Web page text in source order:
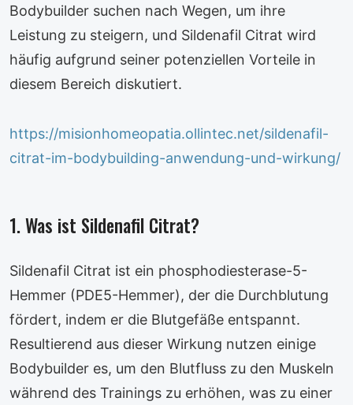
Bodybuilder suchen nach Wegen, um ihre
Leistung zu steigern, und Sildenafil Citrat wird
häufig aufgrund seiner potenziellen Vorteile in
diesem Bereich diskutiert.
https://misionhomeopatia.ollintec.net/sildenafil-
citrat-im-bodybuilding-anwendung-und-wirkung/
1. Was ist Sildenafil Citrat?
Sildenafil Citrat ist ein phosphodiesterase-5-
Hemmer (PDE5-Hemmer), der die Durchblutung
fördert, indem er die Blutgefäße entspannt.
Resultierend aus dieser Wirkung nutzen einige
Bodybuilder es, um den Blutfluss zu den Muskeln
während des Trainings zu erhöhen, was zu einer